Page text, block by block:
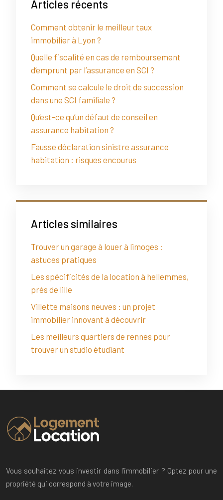
Articles récents
Comment obtenir le meilleur taux
immobilier à Lyon ?
Quelle fiscalité en cas de remboursement
d’emprunt par l’assurance en SCI ?
Comment se calcule le droit de succession
dans une SCI familiale ?
Qu’est-ce qu’un défaut de conseil en
assurance habitation ?
Fausse déclaration sinistre assurance
habitation : risques encourus
Articles similaires
Trouver un garage à louer à limoges :
astuces pratiques
Les spécificités de la location à hellemmes,
près de lille
Villette maisons neuves : un projet
immobilier innovant à découvrir
Les meilleurs quartiers de rennes pour
trouver un studio étudiant
Vous souhaitez vous investir dans l’immobilier ? Optez pour une
propriété qui correspond à votre image.